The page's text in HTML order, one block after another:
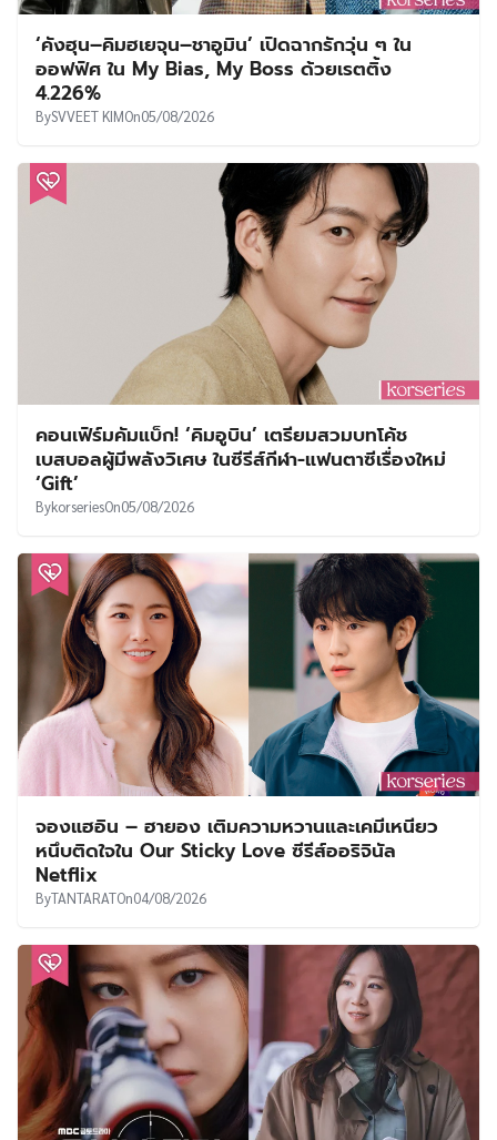
‘คังฮุน–คิมฮเยจุน–ชาอูมิน’ เปิดฉากรักวุ่น ๆ ใน
ออฟฟิศ ใน My Bias, My Boss ด้วยเรตติ้ง
4.226%
BySVVEET KIMOn05/08/2026
คอนเฟิร์มคัมแบ็ก! ‘คิมอูบิน’ เตรียมสวมบทโค้ช
เบสบอลผู้มีพลังวิเศษ ในซีรีส์กีฬา-แฟนตาซีเรื่องใหม่
‘Gift’
BykorseriesOn05/08/2026
จองแฮอิน – ฮายอง เติมความหวานและเคมีเหนียว
หนึบติดใจใน Our Sticky Love ซีรีส์ออริจินัล
Netflix
ByTANTARATOn04/08/2026